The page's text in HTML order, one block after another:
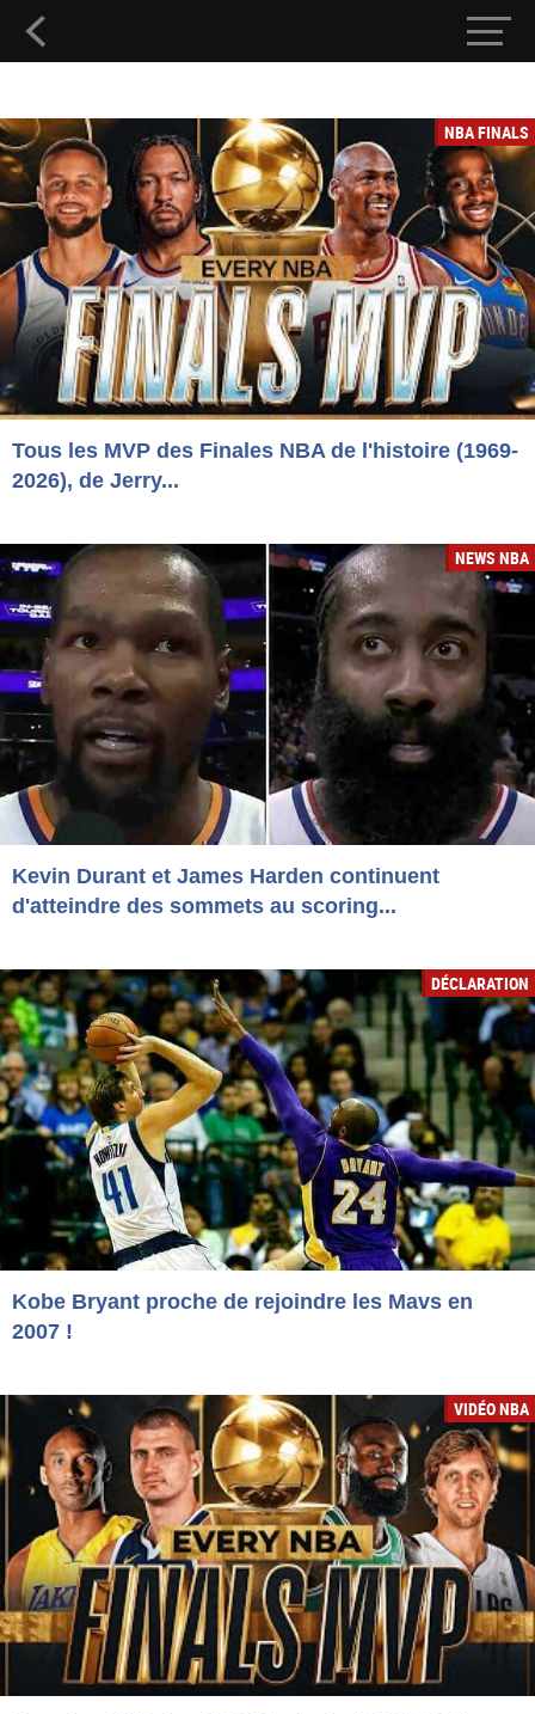
NBA FINALS
Tous les MVP des Finales NBA de l'histoire (1969-
2026), de Jerry...
NEWS NBA
Kevin Durant et James Harden continuent
d'atteindre des sommets au scoring...
DÉCLARATION
Kobe Bryant proche de rejoindre les Mavs en
2007 !
VIDÉO NBA